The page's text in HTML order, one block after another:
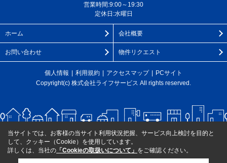
営業時間:9:00～19:30
定休日:水曜日
ホーム 会社概要
お問い合わせ 物件リクエスト
個人情報 利用規約 アクセスマップ
PCサイト
Copyright(c) 株式会社ライフサービス All rights reserved.
当サイトでは、お客様の当サイト利用状況把握、サービス向上検討を目的と
して、クッキー（Cookie）を使用しています。
詳しくは、当社の 「Cookieの取扱いについて」 をご確認ください。